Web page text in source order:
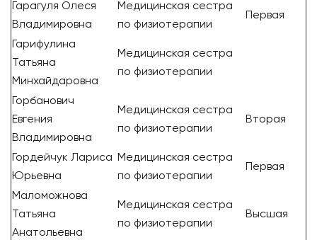
Гарагуля Олеся
Владимировна
Медицинская сестра
по физиотерапии
Первая
Гарифулина
Татьяна
Минхайдаровна
Медицинская сестра
по физиотерапии
Горбанович
Евгения
Владимировна
Медицинская сестра
по физиотерапии
Вторая
Гордейчук Лариса
Юрьевна
Медицинская сестра
по физиотерапии
Первая
Маломожнова
Татьяна
Анатольевна
Медицинская сестра
по физиотерапии
Высшая